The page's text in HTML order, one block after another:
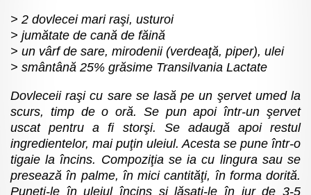
2 dovlecei mari raşi, usturoi
jumătate de cană de făină
un vârf de sare, mirodenii (verdeaţă, piper), ulei
smântână 25% grăsime Transilvania Lactate
Dovleceii raşi cu sare se lasă pe un şervet umed la
scurs, timp de o oră. Se pun apoi într-un şervet
uscat pentru a fi storşi. Se adaugă apoi restul
ingredientelor, mai puţin uleiul. Acesta se pune într-o
tigaie la încins. Compoziţia se ia cu lingura sau se
presează în palme, în mici cantităţi, în forma dorită.
Puneţi-le în uleiul încins şi lăsaţi-le în jur de 3-5